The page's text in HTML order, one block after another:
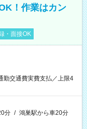
！作業はカン
・面接OK
勤交通費実費支払／上限4
分 / 鴻巣駅から車20分